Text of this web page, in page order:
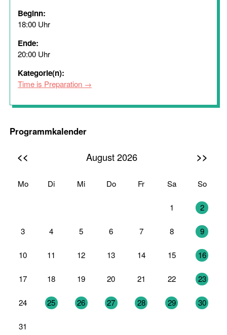
Beginn:
18:00 Uhr
Ende:
20:00 Uhr
Kategorie(n):
Time is Preparation
Programmkalender
<< August 2026 >>
Mo Di Mi Do Fr Sa So
1 2
3 4 5 6 7 8 9
10 11 12 13 14 15 16
17 18 19 20 21 22 23
24 25 26 27 28 29 30
31